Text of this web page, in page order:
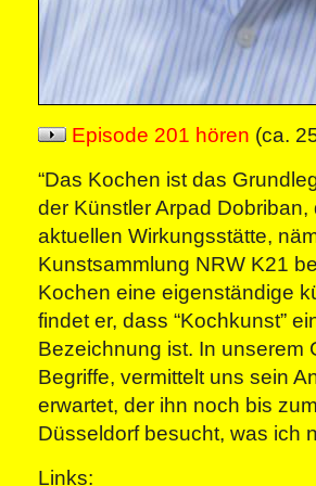
Episode 201 hören (ca.
“Das Kochen ist das
der Künstler Arpad
aktuellen Wirkungsstätte,
Kunstsammlung NRW K21
Kochen eine eigenständige
findet er, dass “Kochkunst”
Bezeichnung ist. In unserem
Begriffe, vermittelt uns sein
erwartet, der ihn noch bis
Düsseldorf besucht, was ich
Links: